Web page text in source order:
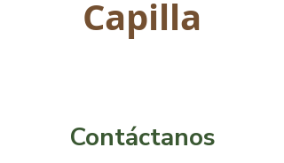
Capilla
Contáctanos